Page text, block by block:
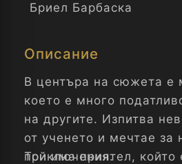
Бриел Барбаска
Описание
В центъра на сюжета е
което е много
на другите. Изпитва
от ученето и мечтае за
приключения.
Той има приятел, който